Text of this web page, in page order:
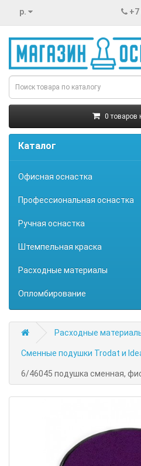
р.
0 товаров
Каталог
Офисная оснастка
Профессиональная оснастка
Ручная оснастка
Штемпельная краска
Расходные материалы
Опломбирование
Расходные
Сменные подушки Trodat и
6/46045 подушка сменная,